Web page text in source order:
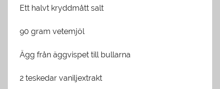
Ett halvt kryddmått salt
90 gram vetemjöl
Ägg från äggvispet till bullarna
2 teskedar vaniljextrakt